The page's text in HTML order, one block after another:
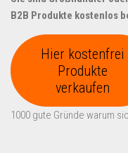
B2B Produkte kostenlos
Hier kostenfrei
Produkte
verkaufen
1000 gute Gründe warum